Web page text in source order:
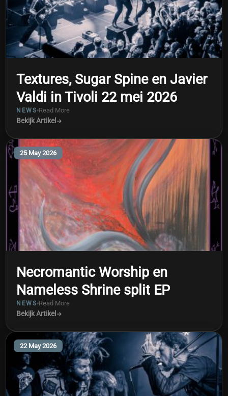
Textures, Sugar Spine en Javier
Valdi in Tivoli 22 mei 2026
NEWS Read More
Bekijk Artikel
25 May 2026
Necromantic Worship en
Nameless Shrine split EP
NEWS Read More
Bekijk Artikel
22 May 2026